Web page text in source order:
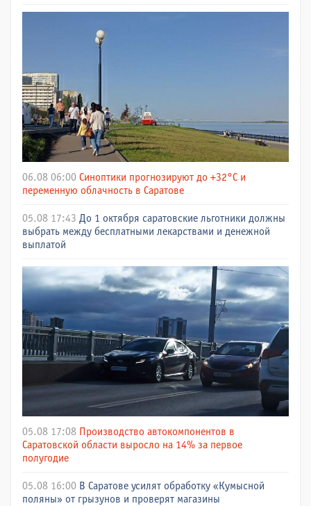
06.08 06:00 Синоптики прогнозируют до +32°C и
переменную облачность в Саратове
05.08 17:43 До 1 октября саратовские льготники должны
выбрать между бесплатными лекарствами и денежной
выплатой
05.08 17:08 Производство автокомпонентов в
Саратовской области выросло на 14% за первое
полугодие
05.08 16:00 В Саратове усилят обработку «Кумысной
поляны» от грызунов и проверят магазины